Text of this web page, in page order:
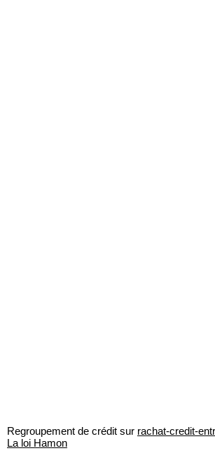
Regroupement de crédit sur rachat-credit-
La loi Hamon